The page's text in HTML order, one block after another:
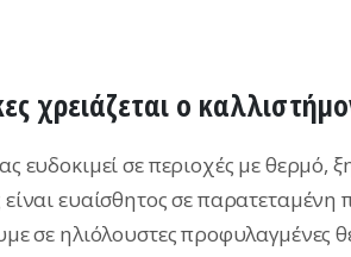
χρειάζεται ο
ευδοκιμεί σε περιοχές με θερμό,
ευαίσθητος σε
σε ηλιόλουστες προφυλαγμένες